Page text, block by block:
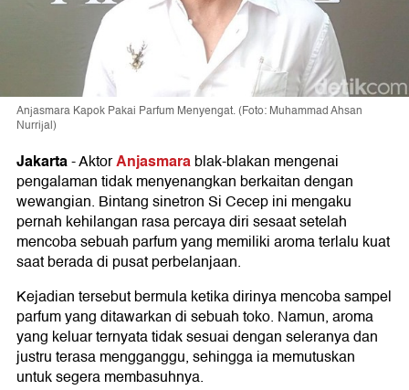
Anjasmara Kapok Pakai Parfum Menyengat. (Foto: Muhammad Ahsan
Nurrijal)
Jakarta-AktorAnjasmarablak-blakan mengenai
pengalaman tidak menyenangkan berkaitan dengan
wewangian. Bintang sinetron Si Cecep ini mengaku
pernah kehilangan rasa percaya diri sesaat setelah
mencoba sebuah parfum yang memiliki aroma terlalu kuat
saat berada di pusat perbelanjaan.
Kejadian tersebut bermula ketika dirinya mencoba sampel
parfum yang ditawarkan di sebuah toko. Namun, aroma
yang keluar ternyata tidak sesuai dengan seleranya dan
justru terasa mengganggu, sehingga ia memutuskan
untuk segera membasuhnya.